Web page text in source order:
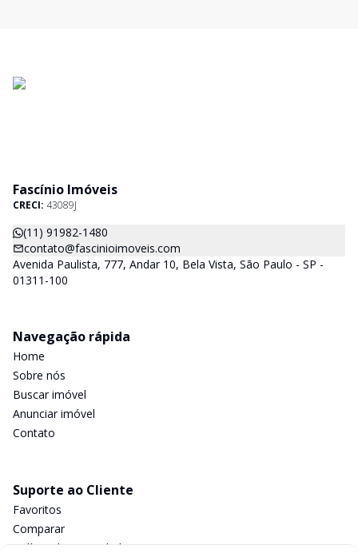
Fascínio Imóveis
CRECI: 43089J
(11) 91982-1480
contato@fascinioimoveis.com
Avenida Paulista, 777, Andar 10, Bela Vista, São Paulo - SP -
01311-100
Navegação rápida
Home
Sobre nós
Buscar imóvel
Anunciar imóvel
Contato
Suporte ao Cliente
Favoritos
Comparar
Política de privacidade